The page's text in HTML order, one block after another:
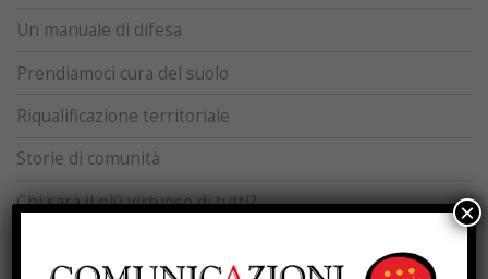
Un manuale di difesa
Prendiamoci cura del suolo
Riqualificazione territoriale
Storie di comunità
Chi sarà il più virtuoso di tutti?
×